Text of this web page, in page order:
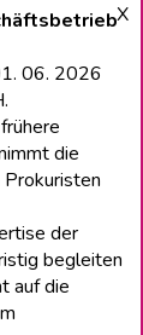
X
06. 2026
die
der
begleiten
auf die